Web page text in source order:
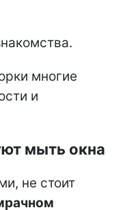
многие
и
мыть окна
не стоит